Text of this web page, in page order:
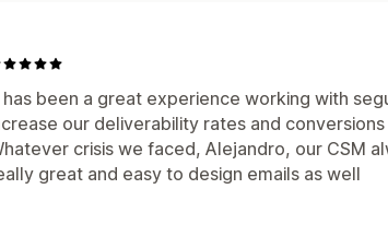
has been a great experience working with
our deliverability rates and
crisis we faced, Alejandro, our CSM
great and easy to design emails as well